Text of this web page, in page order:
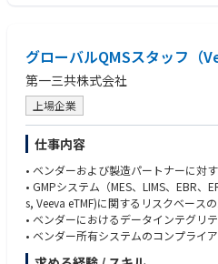
・変化するビジネスニーズに対応する
・一定の判断力を持ち、定められた枠
討、提案する（必要に応じて上位者の
・新規メンバーに対して、日常業務に
グローバルQMSスタッフ（
第一三共株式会社
上場企業
仕事内容
• ベンダーおよび製造パートナーに対
• GMPシステム（MES、LIMS、EBR、
s, Veeva eTMF)に関するリスクベース
• ベンダーにおけるデータインテグリ
• ベンダー所有システムのコンプライ
• ベンダーCSVガバナンスフレームワ